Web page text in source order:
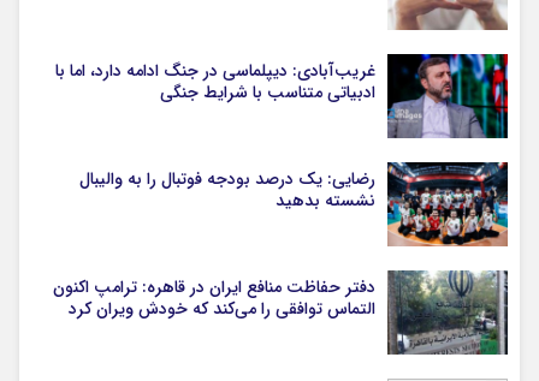
غریب‌آبادی: دیپلماسی در جنگ ادامه دارد، اما با
ادبیاتی متناسب با شرایط جنگی
رضایی: یک درصد بودجه فوتبال را به والیبال
نشسته بدهید
دفتر حفاظت منافع ایران در قاهره: ترامپ اکنون
التماس توافقی را می‌کند که خودش ویران کرد